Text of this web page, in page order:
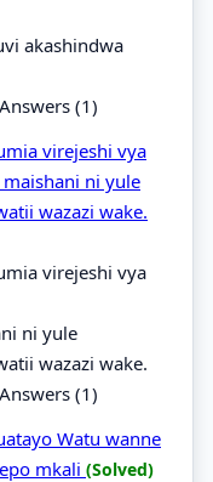
akashindwa
Answers (1)
virejeshi vya
ni yule
wazazi wake.
virejeshi vya
ni yule
wazazi wake.
Answers (1)
Watu wanne
mkali (Solved)